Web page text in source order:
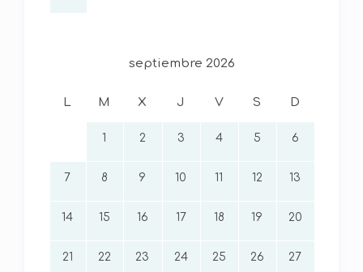
septiembre 2026
L M X J V S D
1 2 3 4 5 6
7 8 9 10 11 12 13
14 15 16 17 18 19 20
21 22 23 24 25 26 27